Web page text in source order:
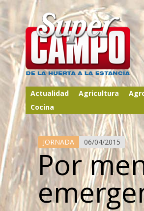
Actualidad Agricultura
Cocina
JORNADA 06/04/2015
Por